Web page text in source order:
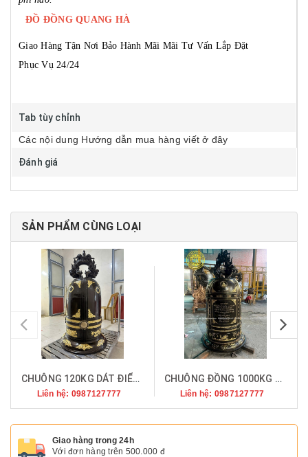
ĐỒ ĐỒNG QUANG HÀ
Giao Hàng Tận Nơi Bảo Hành Mãi Mãi Tư Vấn Lắp Đặt
Phục Vụ 24/24
Tab tùy chỉnh
Các nội dung Hướng dẫn mua hàng viết ở đây
Đánh giá
SẢN PHẨM CÙNG LOẠI
CHUÔNG 120KG DÁT ĐIỂM VÀNG
Liên hệ: 0987127777
CHUÔNG ĐỒNG 1000KG ĐỒNG ĐỎ
Liên hệ: 0987127777
Giao hàng trong 24h
Với đơn hàng trên 500.000 đ